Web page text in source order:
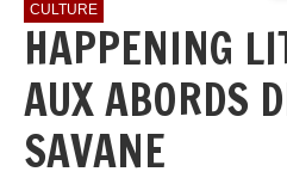
CULTURE
HAPPENING
AUX ABORDS
SAVANE